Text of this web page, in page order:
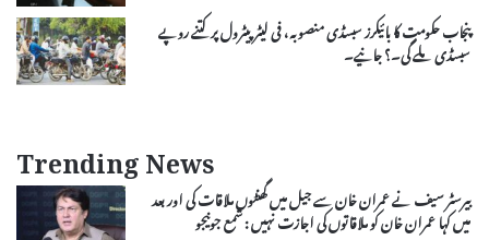
پنجاب حکومت کا بائیکرز سبسڈی منصوبہ، فی لیٹر پیٹرول پر کتنے روپے
سبسڈی ملے گی۔؟ جانیے۔
Trending News
بیرسٹر سیف نے عمران خان سے جیل میں گھنٹوں ملاقات کی اور بعد
میں کہا عمران خان کو ملاقاتوں کی اجازت نہیں : شمع جونیجو